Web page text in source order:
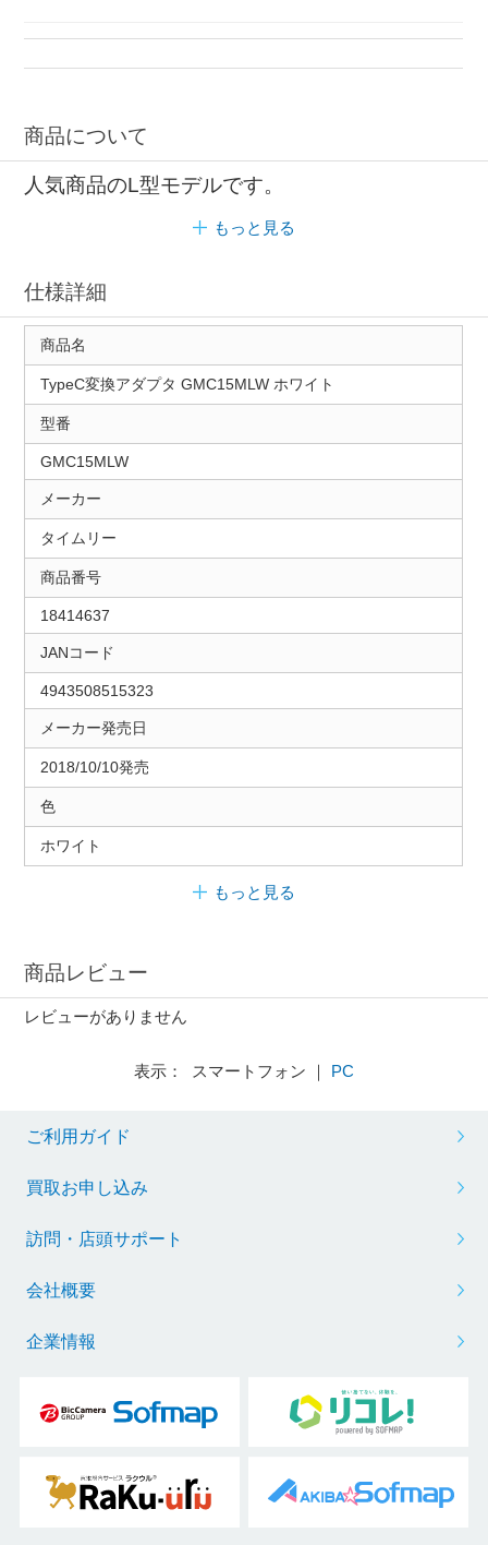
商品について
人気商品のL型モデルです。
もっと見る
仕様詳細
商品名
TypeC変換アダプタ GMC15MLW ホワイト
型番
GMC15MLW
メーカー
タイムリー
商品番号
18414637
JANコード
4943508515323
メーカー発売日
2018/10/10発売
色
ホワイト
もっと見る
商品レビュー
レビューがありません
表示： スマートフォン ｜ PC
ご利用ガイド
買取お申し込み
訪問・店頭サポート
会社概要
企業情報